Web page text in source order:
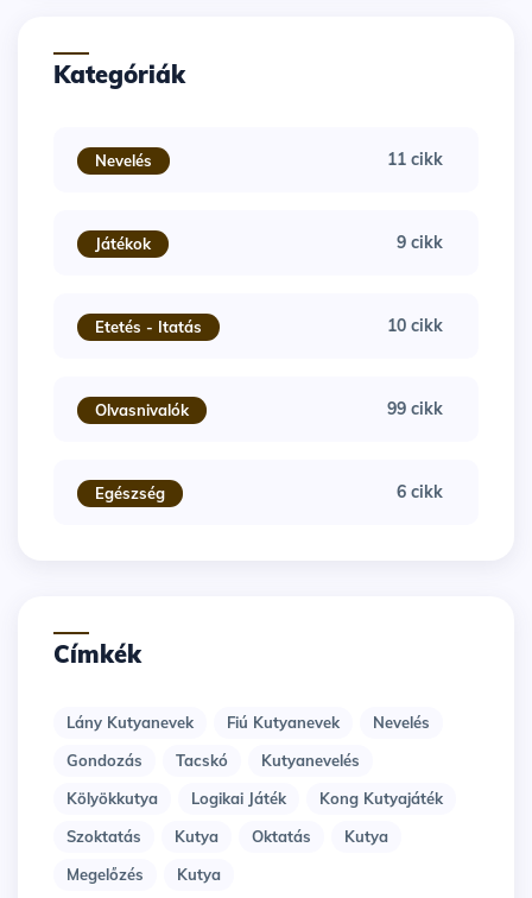
Kategóriák
Nevelés 11 cikk
Játékok 9 cikk
Etetés - Itatás 10 cikk
Olvasnivalók 99 cikk
Egészség 6 cikk
Címkék
Lány Kutyanevek Fiú Kutyanevek
Nevelés
Gondozás
Tacskó
Kutyanevelés
Kölyökkutya
Logikai Játék
Kong Kutyajáték
Szoktatás
Kutya Oktatás
Kutya
Megelőzés
Kutya